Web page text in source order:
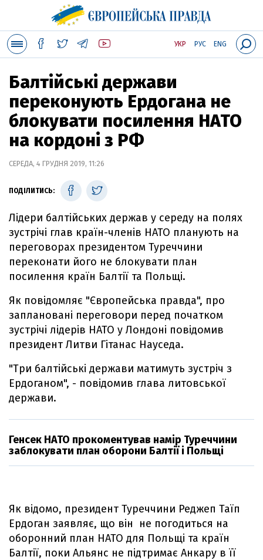
УКР РУС ENG
Балтійські держави
переконують Ердогана не
блокувати посилення НАТО
на кордоні з РФ
СЕРЕДА, 4 ГРУДНЯ 2019, 11:26
ПОДІЛИТИСЬ:
Лідери балтійських держав у середу на полях
зустрічі глав країн-членів НАТО планують на
переговорах президентом Туреччини
переконати його не блокувати план
посилення країн Балтії та Польщі.
Як повідомляє "Європейська правда", про
заплановані переговори перед початком
зустрічі лідерів НАТО у Лондоні повідомив
президент Литви Гітанас Науседа.
"Три балтійські держави матимуть зустріч з
Ердоганом", - повідомив глава литовської
держави.
Генсек НАТО прокоментував намір Туреччини
заблокувати план оборони Балтії і Польщі
Як відомо, президент Туреччини Реджеп Таїп
Ердоган заявляє, що він не погодиться на
оборонний план НАТО для Польщі та країн
Балтії, поки Альянс не підтримає Анкару в її